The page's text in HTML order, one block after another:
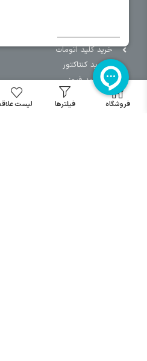
خرید کلید اتومات
خرید کنتاکتور
خرید فیوز
مینیاتوری
خرید میکرو
فروشگاه فیلترها